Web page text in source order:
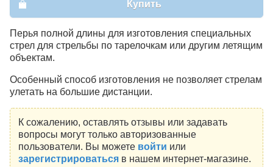
Купить
Перья полной длины для изготовления специальных
стрел для стрельбы по тарелочкам или другим летящим
объектам.
Особенный способ изготовления не позволяет стрелам
улетать на большие дистанции.
К сожалению, оставлять отзывы или задавать
вопросы могут только авторизованные
пользователи. Вы можете войти или
зарегистрироватьсяв нашем интернет-магазине.